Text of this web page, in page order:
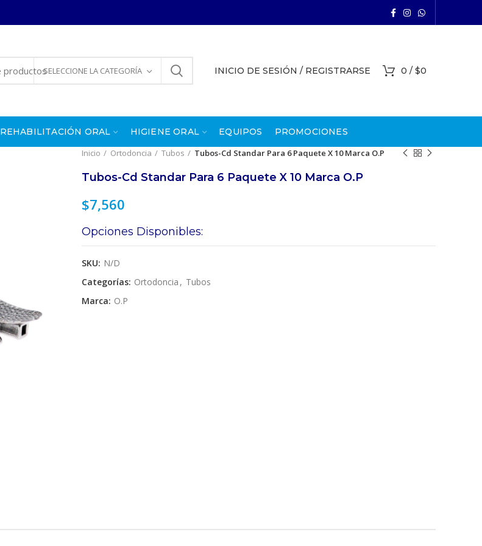
SELECCIONE LA CATEGORÍA INICIO DE SESIÓN / REGISTRARSE 0 / $0
REHABILITACIÓN ORAL HIGIENE ORAL EQUIPOS
PROMOCIONES
Inicio
Ortodoncia Tubos Tubos-Cd Standar Para 6 Paquete X 10 Marca O.P
Tubos-Cd Standar Para 6 Paquete X 10 Marca O.P
$7,560
Opciones Disponibles:
SKU: N/D
Categorías: Ortodoncia , Tubos
Marca: O.P